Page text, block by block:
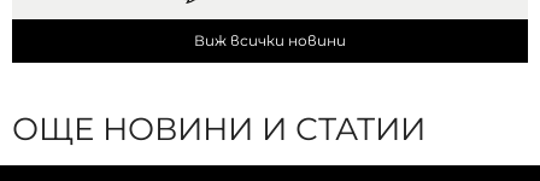
Виж всички новини
ОЩЕ НОВИНИ И СТАТИИ